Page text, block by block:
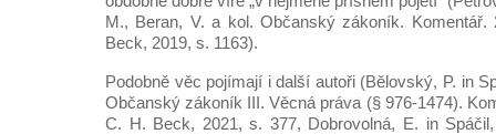
M., Beran, V. a kol. Občanský zákoník.
Beck, 2019, s. 1163).
Podobně věc pojímají i další autoři (Bělovský, P. in
Občanský zákoník III. Věcná práva (§ 976-1474).
C. H. Beck, 2021, s. 377, Dobrovolná, E. in